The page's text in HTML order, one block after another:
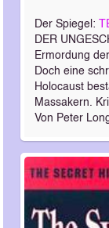
Der Spiegel:
DER
Ermordung
Doch eine
Holocaust
Massakern.
Von Peter